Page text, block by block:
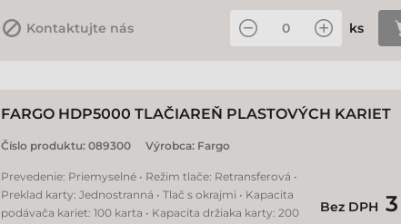
Kontaktujte nás ks
FARGO HDP5000 TLAČIAREŇ PLASTOVÝCH KARIET
Číslo produktu: 089300 Výrobca: Fargo
Prevedenie: Priemyselné • Režim tlače: Retransferová •
Preklad karty: Jednostranná • Tlač s okrajmi • Kapacita
podávača kariet: 100 karta • Kapacita držiaka karty: 200
Bez DPH